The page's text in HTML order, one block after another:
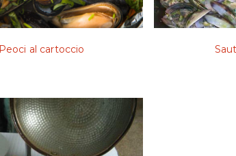
Peoci al cartoccio